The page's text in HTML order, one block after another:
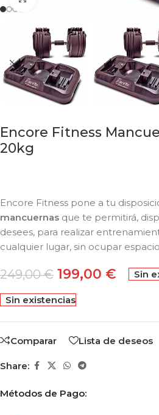
Encore Fitness
20kg
Encore Fitness pone a tu
mancuernas que te permitirá,
desees, para realizar
cualquier lugar, sin ocupar
249,00€ 199,00 € Sin
Sin existencias
Comparar Lista de deseos
Share:
Métodos de Pago: